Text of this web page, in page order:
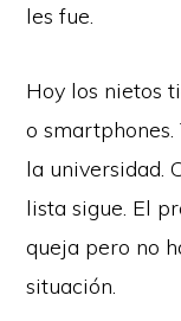
les fue.
Hoy los nietos
o
la universidad.
lista sigue. El
queja pero no
situación.